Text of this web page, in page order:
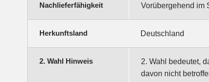
Nachlieferfähigkeit Vorübergehend im
Herkunftsland Deutschland
2. Wahl Hinweis
2. Wahl bedeutet,
davon nicht